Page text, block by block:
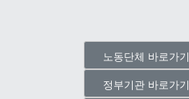
노동단체 바로가기
정부기관 바로가기